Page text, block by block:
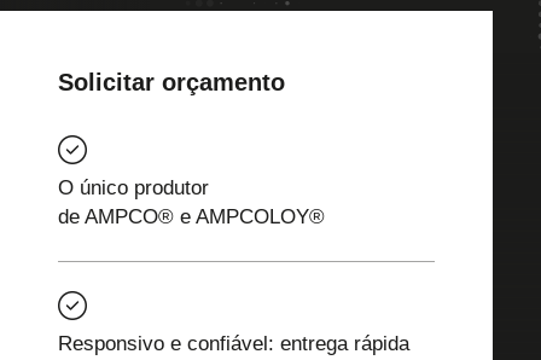
Solicitar orçamento
O único produtor
de AMPCO® e AMPCOLOY®
Responsivo e confiável: entrega rápida